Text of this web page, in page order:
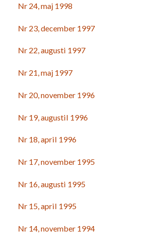
Nr 24, maj 1998
Nr 23, december 1997
Nr 22, augusti 1997
Nr 21, maj 1997
Nr 20, november 1996
Nr 19, augustil 1996
Nr 18, april 1996
Nr 17, november 1995
Nr 16, augusti 1995
Nr 15, april 1995
Nr 14, november 1994